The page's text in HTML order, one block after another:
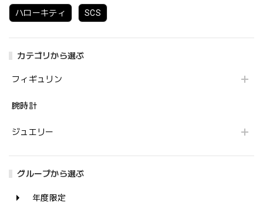
ハローキティ SCS
カテゴリから選ぶ
フィギュリン
腕時計
ジュエリー
グループから選ぶ
年度限定